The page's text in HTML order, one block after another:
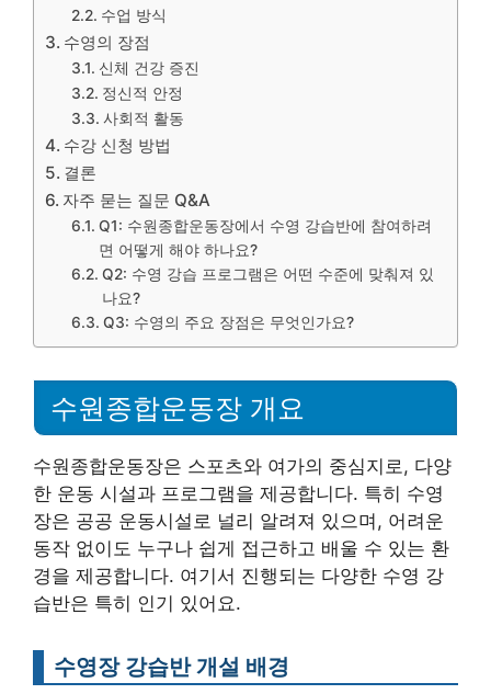
수업 방식
수영의 장점
신체 건강 증진
정신적 안정
사회적 활동
수강 신청 방법
결론
자주 묻는 질문 Q&A
Q1: 수원종합운동장에서 수영 강습반에 참여하려
면 어떻게 해야 하나요?
Q2: 수영 강습 프로그램은 어떤 수준에 맞춰져 있
나요?
Q3: 수영의 주요 장점은 무엇인가요?
수원종합운동장 개요
수원종합운동장은 스포츠와 여가의 중심지로, 다양
한 운동 시설과 프로그램을 제공합니다. 특히 수영
장은 공공 운동시설로 널리 알려져 있으며, 어려운
동작 없이도 누구나 쉽게 접근하고 배울 수 있는 환
경을 제공합니다. 여기서 진행되는 다양한 수영 강
습반은 특히 인기 있어요.
수영장 강습반 개설 배경